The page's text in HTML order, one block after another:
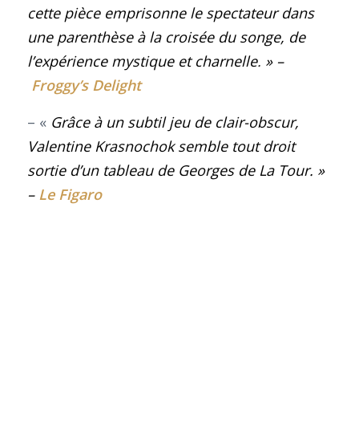
cette pièce emprisonne le spectateur dans
une parenthèse à la croisée du songe, de
l’expérience mystique et charnelle. » –
Froggy’s Delight
– « Grâce à un subtil jeu de clair-obscur,
Valentine Krasnochok semble tout droit
sortie d’un tableau de Georges de La Tour. »
– Le Figaro